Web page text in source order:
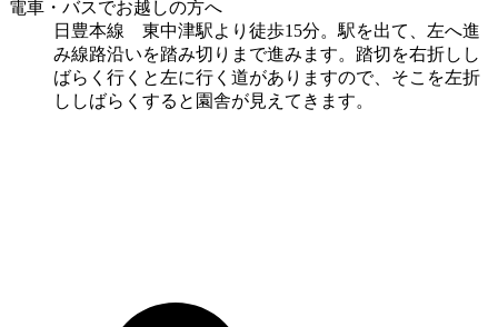
電車・バスでお越しの方へ
日豊本線 東中津駅より徒歩15分。駅を出て、左へ進
み線路沿いを踏み切りまで進みます。踏切を右折しし
ばらく行くと左に行く道がありますので、そこを左折
ししばらくすると園舎が見えてきます。